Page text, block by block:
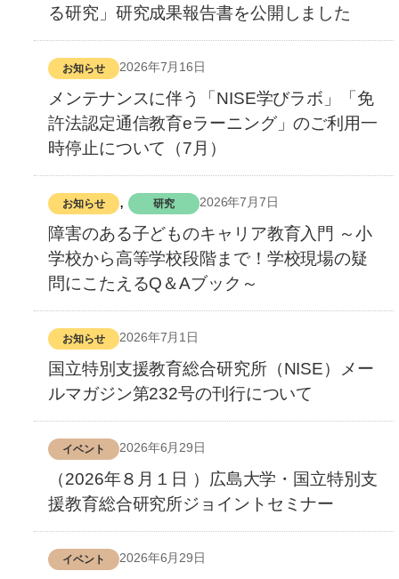
る研究」研究成果報告書を公開しました
2026年7月16日
お知らせ
メンテナンスに伴う「NISE学びラボ」「免
許法認定通信教育eラーニング」のご利用一
時停止について（7月）
2026年7月7日
お知らせ , 研究
障害のある子どものキャリア教育入門 ～小
学校から高等学校段階まで！学校現場の疑
問にこたえるQ＆Aブック～
2026年7月1日
お知らせ
国立特別支援教育総合研究所（NISE）メー
ルマガジン第232号の刊行について
2026年6月29日
イベント
（2026年８月１日 ）広島大学・国立特別支
援教育総合研究所ジョイントセミナー
2026年6月29日
イベント